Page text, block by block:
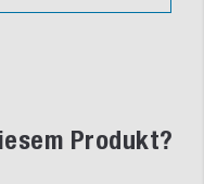
Produkt?